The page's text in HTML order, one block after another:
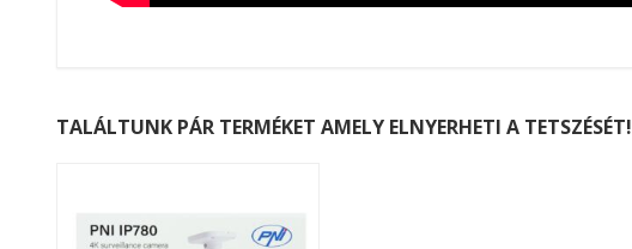
TALÁLTUNK PÁR TERMÉKET AMELY ELNYERHETI A TETSZÉSÉT!